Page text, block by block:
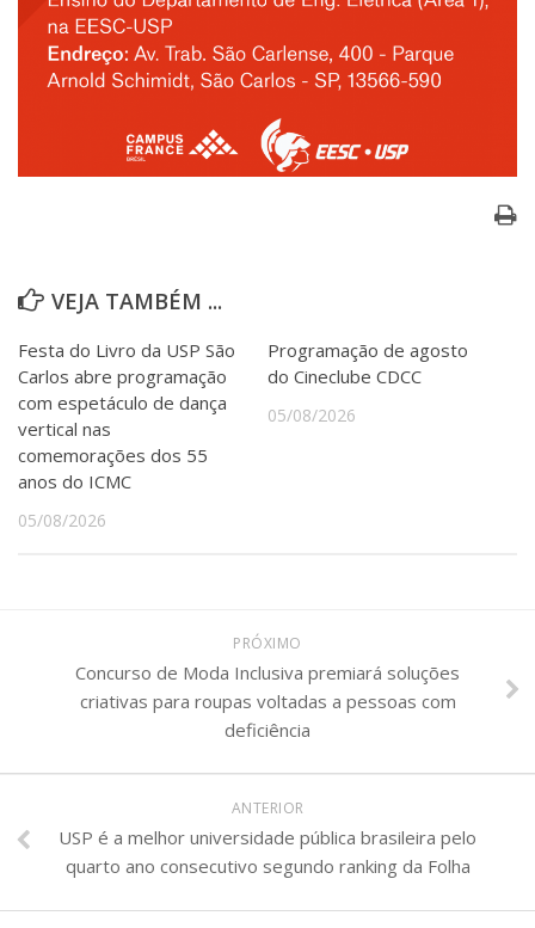
VEJA TAMBÉM ...
Festa do Livro da USP São
Carlos abre programação
com espetáculo de dança
vertical nas
comemorações dos 55
anos do ICMC
05/08/2026
Programação de agosto
do Cineclube CDCC
05/08/2026
PRÓXIMO
Concurso de Moda Inclusiva premiará soluções
criativas para roupas voltadas a pessoas com
deficiência
ANTERIOR
USP é a melhor universidade pública brasileira pelo
quarto ano consecutivo segundo ranking da Folha